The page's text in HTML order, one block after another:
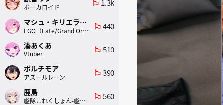
ボーカロイド
emoji_flags 1.3k
マシュ・キリエライト
FGO（Fate/Grand Order）
emoji_flags 440
湊あくあ
Vtuber
emoji_flags 510
ボルチモア
アズールレーン
emoji_flags 390
鹿島
艦隊これくしょん-艦これ-
emoji_flags 560